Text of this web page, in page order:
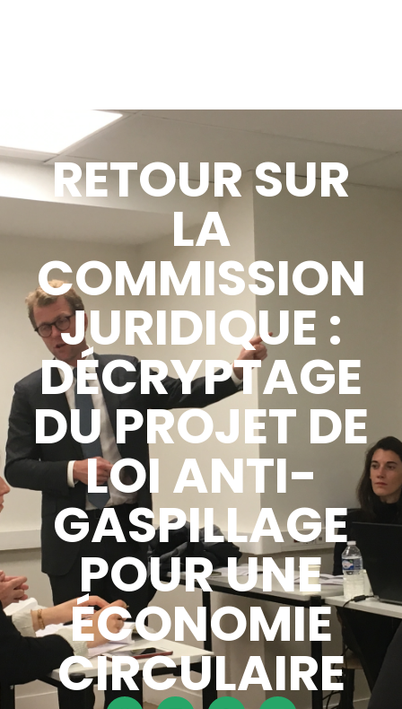
RETOUR SUR
LA
COMMISSION
JURIDIQUE :
DÉCRYPTAGE
DU PROJET DE
LOI ANTI-
GASPILLAGE
POUR UNE
ÉCONOMIE
CIRCULAIRE